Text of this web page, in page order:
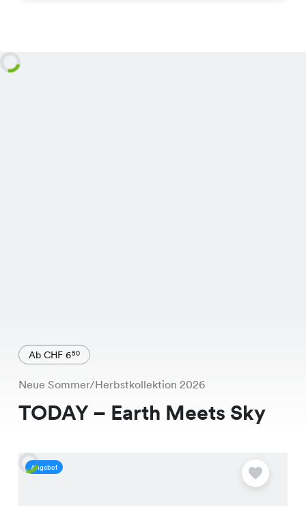
Ab CHF 650
Neue Sommer/Herbstkollektion 2026
TODAY – Earth Meets Sky
Angebot